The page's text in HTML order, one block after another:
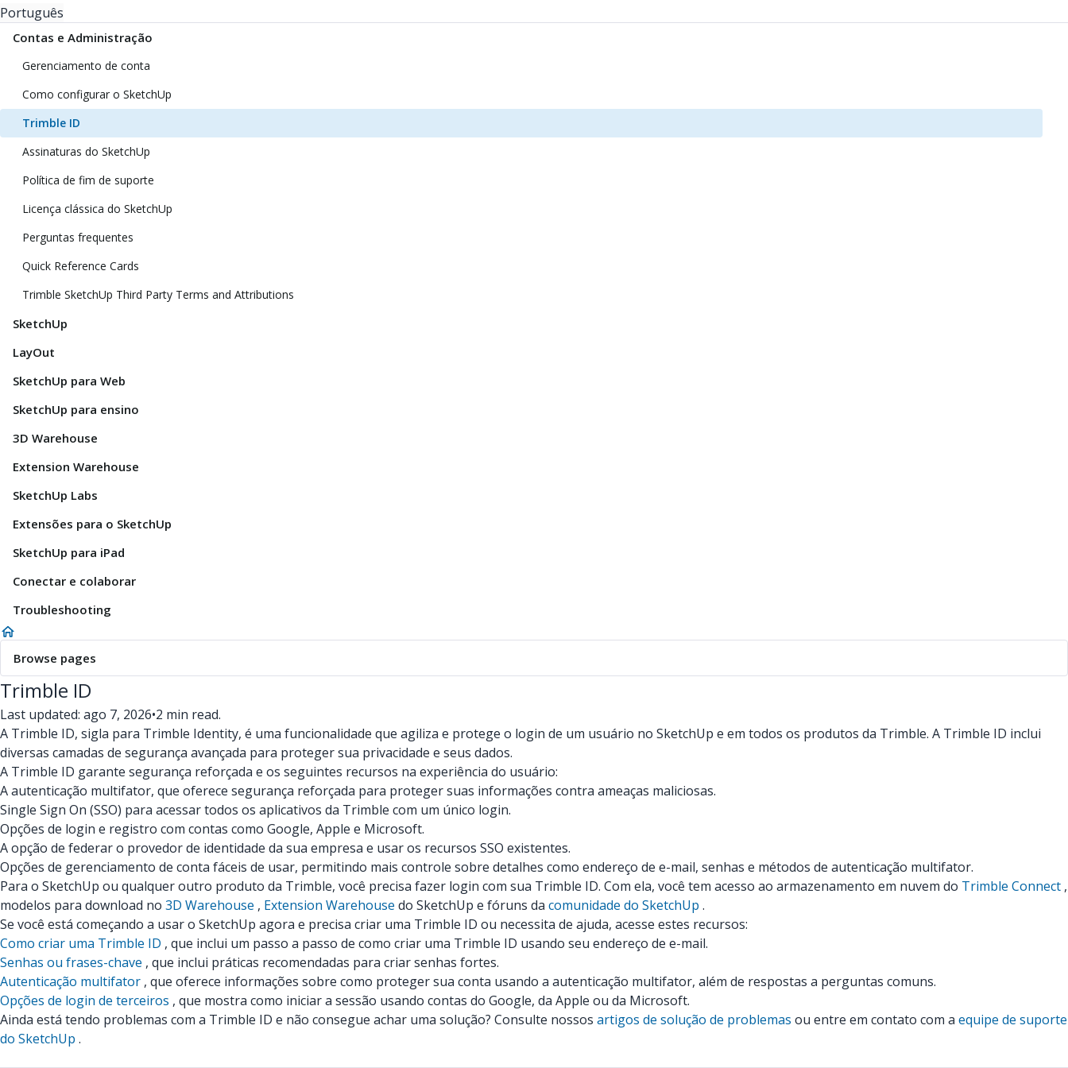
Português
Contas e Administração
Gerenciamento de conta
Como configurar o SketchUp
Trimble ID
Assinaturas do SketchUp
Política de fim de suporte
Licença clássica do SketchUp
Perguntas frequentes
Quick Reference Cards
Trimble SketchUp Third Party Terms and Attributions
SketchUp
LayOut
SketchUp para Web
SketchUp para ensino
3D Warehouse
Extension Warehouse
SketchUp Labs
Extensões para o SketchUp
SketchUp para iPad
Conectar e colaborar
Troubleshooting
Browse pages
Trimble ID
Last updated: ago 7, 2026•2 min read.
A Trimble ID, sigla para Trimble Identity, é uma funcionalidade que agiliza e protege o login de um usuário no SketchUp e em todos os produtos da Trimble. A Trimble ID inclui
diversas camadas de segurança avançada para proteger sua privacidade e seus dados.
A Trimble ID garante segurança reforçada e os seguintes recursos na experiência do usuário:
A autenticação multifator, que oferece segurança reforçada para proteger suas informações contra ameaças maliciosas.
Single Sign On (SSO) para acessar todos os aplicativos da Trimble com um único login.
Opções de login e registro com contas como Google, Apple e Microsoft.
A opção de federar o provedor de identidade da sua empresa e usar os recursos SSO existentes.
Opções de gerenciamento de conta fáceis de usar, permitindo mais controle sobre detalhes como endereço de e-mail, senhas e métodos de autenticação multifator.
Para o SketchUp ou qualquer outro produto da Trimble, você precisa fazer login com sua Trimble ID. Com ela, você tem acesso ao armazenamento em nuvem do Trimble Connect ,
modelos para download no 3D Warehouse , Extension Warehouse do SketchUp e fóruns da comunidade do SketchUp .
Se você está começando a usar o SketchUp agora e precisa criar uma Trimble ID ou necessita de ajuda, acesse estes recursos:
Como criar uma Trimble ID , que inclui um passo a passo de como criar uma Trimble ID usando seu endereço de e-mail.
Senhas ou frases-chave , que inclui práticas recomendadas para criar senhas fortes.
Autenticação multifator , que oferece informações sobre como proteger sua conta usando a autenticação multifator, além de respostas a perguntas comuns.
Opções de login de terceiros , que mostra como iniciar a sessão usando contas do Google, da Apple ou da Microsoft.
Ainda está tendo problemas com a Trimble ID e não consegue achar uma solução? Consulte nossos artigos de solução de problemas ou entre em contato com a equipe de suporte
do SketchUp .